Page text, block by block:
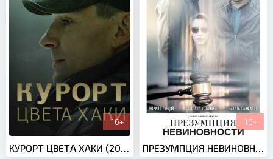
16+
КУРОРТ ЦВЕТА ХАКИ (2021)
16+
ПРЕЗУМПЦИЯ НЕВИНОВНОСТИ (2020)